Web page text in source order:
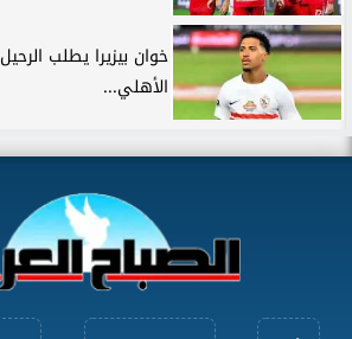
خوان بيزيرا يطلب
الأهلي...